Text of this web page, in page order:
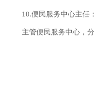
10.便民服务中心主
主管便民服务中心，